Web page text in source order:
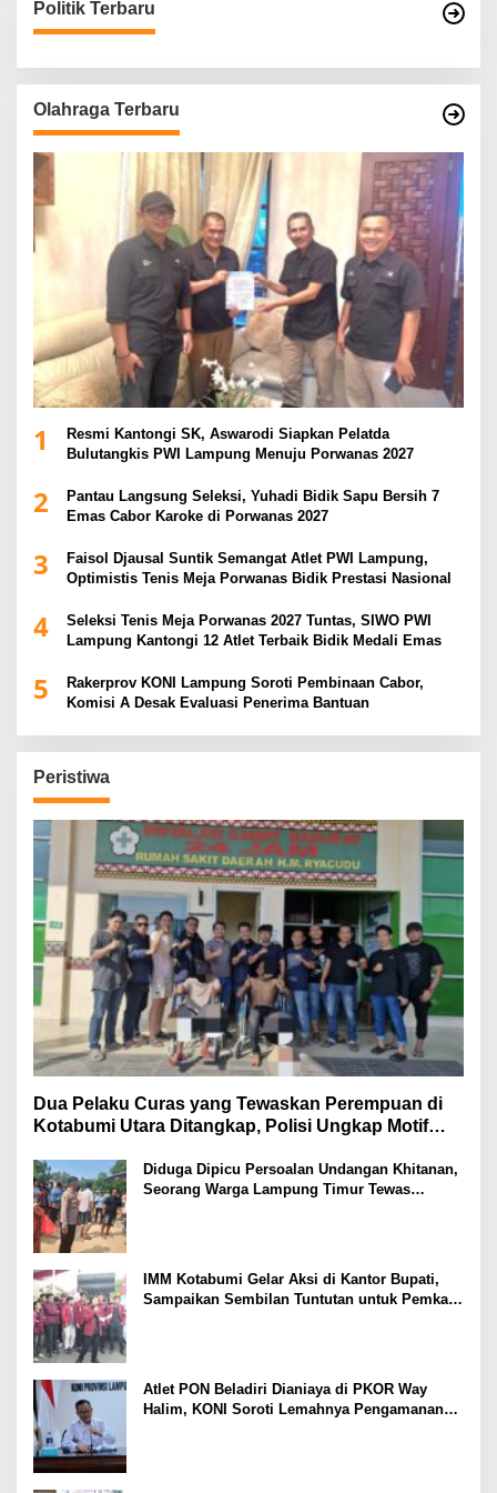
Politik Terbaru
Olahraga Terbaru
1
Resmi Kantongi SK, Aswarodi Siapkan Pelatda
Bulutangkis PWI Lampung Menuju Porwanas 2027
2
Pantau Langsung Seleksi, Yuhadi Bidik Sapu Bersih 7
Emas Cabor Karoke di Porwanas 2027
3
Faisol Djausal Suntik Semangat Atlet PWI Lampung,
Optimistis Tenis Meja Porwanas Bidik Prestasi Nasional
4
Seleksi Tenis Meja Porwanas 2027 Tuntas, SIWO PWI
Lampung Kantongi 12 Atlet Terbaik Bidik Medali Emas
5
Rakerprov KONI Lampung Soroti Pembinaan Cabor,
Komisi A Desak Evaluasi Penerima Bantuan
Peristiwa
Dua Pelaku Curas yang Tewaskan Perempuan di
Kotabumi Utara Ditangkap, Polisi Ungkap Motif
Diduga Dipicu Persoalan Undangan Khitanan,
Seorang Warga Lampung Timur Tewas
IMM Kotabumi Gelar Aksi di Kantor Bupati,
Sampaikan Sembilan Tuntutan untuk Pemkab
Atlet PON Beladiri Dianiaya di PKOR Way
Halim, KONI Soroti Lemahnya Pengamanan